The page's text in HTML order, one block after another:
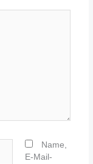
Name,
E-Mail-